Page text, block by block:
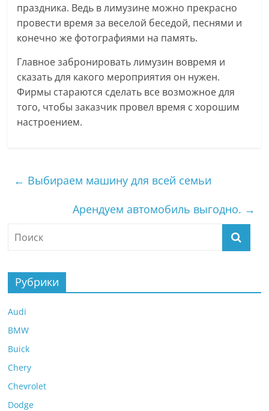
праздника. Ведь в лимузине можно прекрасно
провести время за веселой беседой, песнями и
конечно же фотографиями на память.
Главное забронировать лимузин вовремя и
сказать для какого мероприятия он нужен.
Фирмы стараются сделать все возможное для
того, чтобы заказчик провел время с хорошим
настроением.
← Выбираем машину для всей семьи
Арендуем автомобиль выгодно. →
Рубрики
Audi
BMW
Buick
Chery
Chevrolet
Dodge